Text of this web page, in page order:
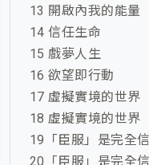
13 開啟內我的能量
14 信任生命
15 戲夢人生
16 欲望即行動
17 虛擬實境的世界
18 虛擬實境的世界
19「臣服」是完全
20「臣服」是完全